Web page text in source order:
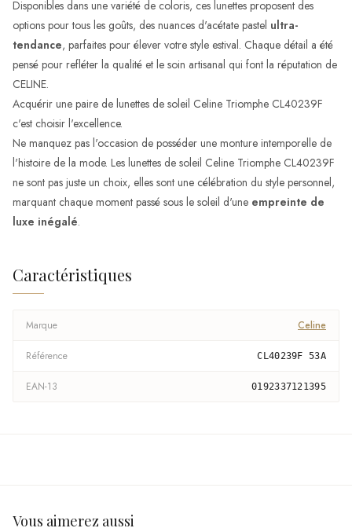
Disponibles dans une variété de coloris, ces lunettes proposent des
options pour tous les goûts, des nuances d'acétate pastel ultra-
tendance, parfaites pour élever votre style estival. Chaque détail a été
pensé pour refléter la qualité et le soin artisanal qui font la réputation de
CELINE.
Acquérir une paire de lunettes de soleil Celine Triomphe CL40239F
c'est choisir l'excellence.
Ne manquez pas l'occasion de posséder une monture intemporelle de
l'histoire de la mode. Les lunettes de soleil Celine Triomphe CL40239F
ne sont pas juste un choix, elles sont une célébration du style personnel,
marquant chaque moment passé sous le soleil d'une empreinte de
luxe inégalé.
Caractéristiques
Marque Celine
Référence CL40239F 53A
EAN-13 0192337121395
Vous aimerez aussi